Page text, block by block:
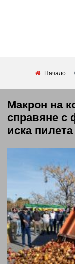
Начало
Макрон на
справяне с
иска